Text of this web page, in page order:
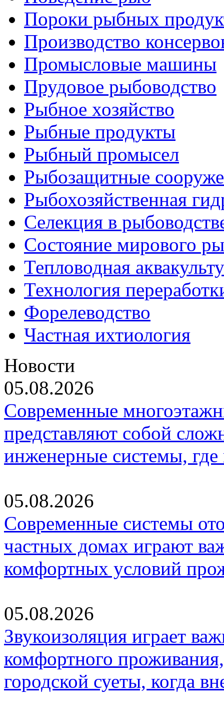
Пороки рыбных
Производство
Промысловые машины
Прудовое рыбоводство
Рыбное хозяйство
Рыбные продукты
Рыбный промысел
Рыбозащитные
Рыбохозяйственная
Селекция в
Состояние мирового
Тепловодная
Технология
Форелеводство
Частная ихтиология
Новости
05.08.2026
Современные
представляют собой
инженерные системы,
05.08.2026
Современные системы
частных домах играют
комфортных условий
05.08.2026
Звукоизоляция играет
комфортного
городской суеты, когда